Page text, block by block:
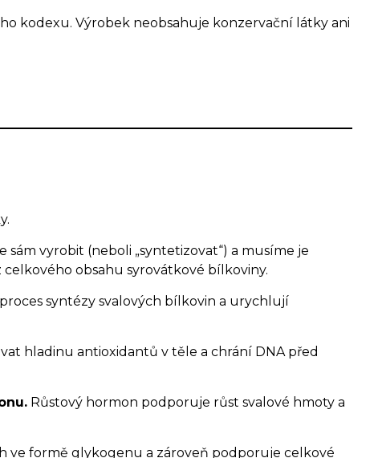
kodexu. Výrobek neobsahuje konzervační látky ani
sám vyrobit (neboli „syntetizovat“) a musíme je
obsahu syrovátkové bílkoviny.
syntézy svalových bílkovin a urychlují
hladinu antioxidantů v těle a chrání DNA před
Růstový hormon podporuje růst svalové hmoty a
ve formě glykogenu a zároveň podporuje celkové